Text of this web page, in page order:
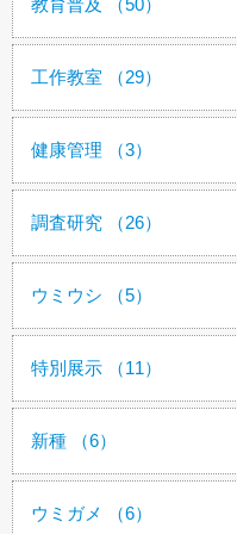
教育普及 （50）
工作教室 （29）
健康管理 （3）
調査研究 （26）
ウミウシ （5）
特別展示 （11）
新種 （6）
ウミガメ （6）